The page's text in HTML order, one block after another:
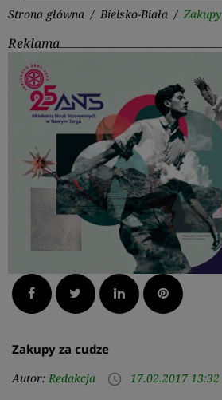
Strona główna / Bielsko-Biała /
Reklama
Facebook Twitter LinkedInPinterest
Zakupy za cudze
Autor: Redakcja access_time 17.02.2017 13:32